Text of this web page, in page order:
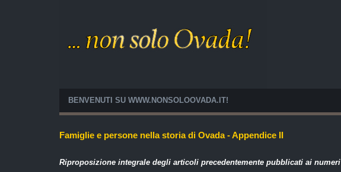
BENVENUTI SU WWW.NONSOLOOVADA.IT!
Famiglie e persone nella storia di Ovada - Appendice II
Riproposizione integrale degli articoli precedentemente pubblicati ai numeri